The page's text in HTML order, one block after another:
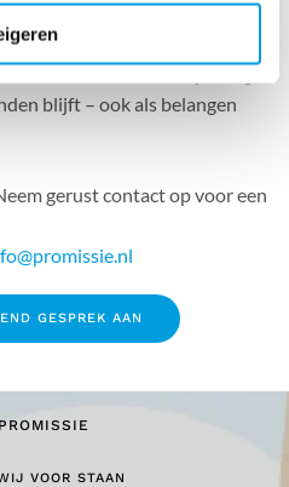
het echt om draait? Dat
voelt, dat er ruimte is voor
Want een familiebedrijf slaagt
blijft – ook als belangen
gerust contact op voor een
GESPREK AAN
VOOR STAAN